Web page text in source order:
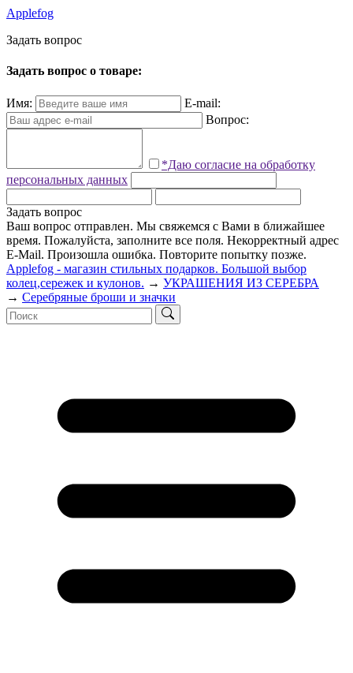
Applefog
Задать вопрос
Задать вопрос о товаре:
Имя:
E-mail:
Вопрос:
*Даю согласие на обработку
персональных данных
Задать вопрос
Ваш вопрос отправлен. Мы свяжемся с Вами в ближайшее
время. Пожалуйста, заполните все поля. Некорректный адрес
E-Mail. Произошла ошибка. Повторите попытку позже.
Applefog - магазин стильных подарков. Большой выбор
колец,сережек и кулонов. → УКРАШЕНИЯ ИЗ СЕРЕБРА
→ Серебряные броши и значки